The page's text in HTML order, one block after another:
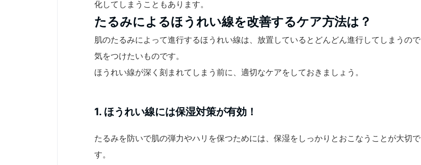
化してしまうこともあります。
たるみによるほうれい線を改善するケア方法は？
肌のたるみによって進行するほうれい線は、放置しているとどんどん進行してしまうので
気をつけたいものです。
ほうれい線が深く刻まれてしまう前に、適切なケアをしておきましょう。
1. ほうれい線には保湿対策が有効！
たるみを防いで肌の弾力やハリを保つためには、保湿をしっかりとおこなうことが大切で
す。